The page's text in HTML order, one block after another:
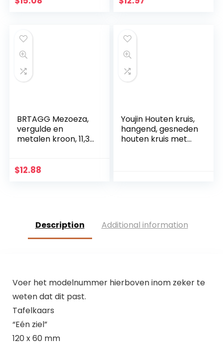
Decoratie
meditatie
geschenk
decoratie
BRTAGG Mezoeza,
vergulde en
metalen kroon, 11,3
$12.88
Youjin Houten kruis,
hangend, gesneden
houten kruis met
Description Additional information
Voer het modelnummer hierboven inom zeker te
weten dat dit past.
Tafelkaars
“Eén ziel”
120 x 60 mm